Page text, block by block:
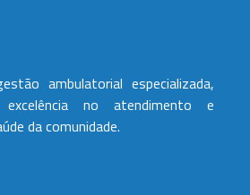
ambulatorial especializada,
excelência no atendimento e
da comunidade.